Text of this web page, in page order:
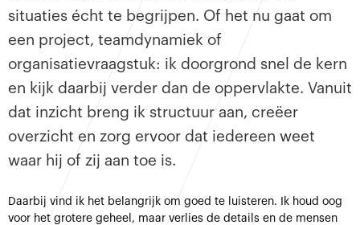
situaties écht te begrijpen. Of het nu gaat om
een project, teamdynamiek of
organisatievraagstuk: ik doorgrond snel de kern
en kijk daarbij verder dan de oppervlakte. Vanuit
dat inzicht breng ik structuur aan, creëer
overzicht en zorg ervoor dat iedereen weet
waar hij of zij aan toe is.
Daarbij vind ik het belangrijk om goed te luisteren. Ik houd oog
voor het grotere geheel, maar verlies de details en de mensen